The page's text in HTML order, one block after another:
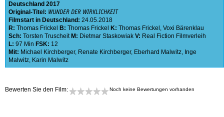
Deutschland 2017
Original-Titel: WUNDER DER WIRKLICHKEIT
Filmstart in Deutschland: 24.05.2018
R: Thomas Frickel B: Thomas Frickel K: Thomas Frickel , Voxi Bärenklau
Sch: Torsten Truscheit M: Dietmar Staskowiak V: Real Fiction Filmverleih
L: 97 Min FSK: 12
Mit: Michael Kirchberger, Renate Kirchberger, Eberhard Malwitz, Inge
Malwitz, Karin Malwitz
Bewerten Sie den Film: Noch keine Bewertungen vorhanden